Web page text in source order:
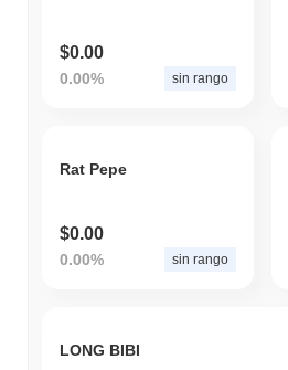
$0.00
0.00% sin rango
Rat Pepe
$0.00
0.00% sin rango
LONG BIBI